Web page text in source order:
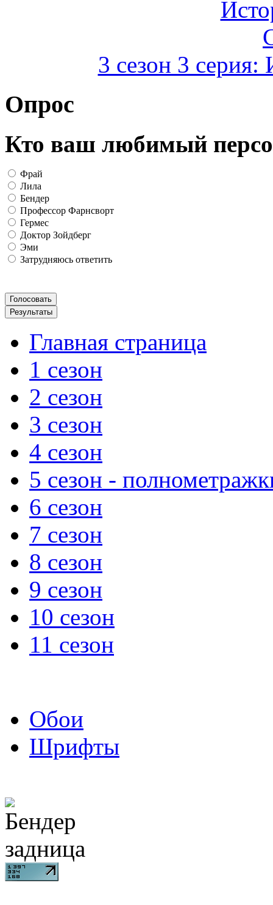
3 сезон 3 серия:
Опрос
Кто ваш любимый
Фрай
Лила
Бендер
Профессор Фарнсворт
Гермес
Доктор Зойдберг
Эми
Затрудняюсь ответить
Главная страница
1 сезон
2 сезон
3 сезон
4 сезон
5 сезон -
6 сезон
7 сезон
8 сезон
9 сезон
10 сезон
11 сезон
Обои
Шрифты